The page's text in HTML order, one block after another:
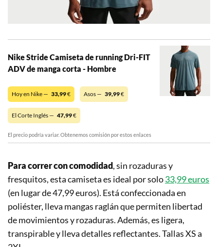
Nike Stride Camiseta de running Dri-FIT
ADV de manga corta - Hombre
Hoy en Nike — 33,99€ Asos — 39,99€
El Corte Inglés — 47,99€
El precio podría variar. Obtenemos comisión por estos enlaces
Para correr con comodidad, sin rozaduras y
fresquitos, esta camiseta es ideal por solo33,99 euros
(en lugar de 47,99 euros). Está confeccionada en
poliéster, lleva mangas raglán que permiten libertad
de movimientos y rozaduras. Además, es ligera,
transpirable y lleva detalles reflectantes. Tallas XS a